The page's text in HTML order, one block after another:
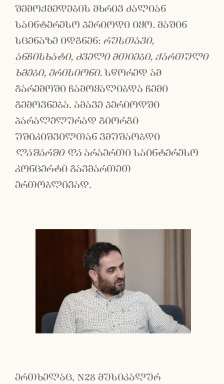
შემოქმედების მხრივ ძალიან
საინტერესო პერიოდი იყო. მაშინ
სცენაზე იდგნენ: რუსთავი,
ანჩისხატი, ძველი მთიები, ქართული
ხმები, ერისიონი. სწორედ ამ
გარემოში ჩამოყალიბდა ჩემი
გემოვნება. ამავე პერიოდში
პარალელურად გიორგი
უშიკიშვილთან ვმუშაობდი
ლაშარში და არაერთი საინტერესო
კონცერტი გავმართეთ
ერთობლივად.
ერთხელაც, N28 მუსიკალურ